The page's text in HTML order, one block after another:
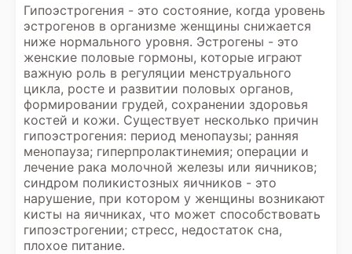
Гипоэстрогения - это состояние, когда уровень
эстрогенов в организме женщины снижается
ниже нормального уровня. Эстрогены - это
женские половые гормоны, которые играют
важную роль в регуляции менструального
цикла, росте и развитии половых органов,
формировании грудей, сохранении здоровья
костей и кожи. Существует несколько причин
гипоэстрогения: период менопаузы; ранняя
менопауза; гиперпролактинемия; операции и
лечение рака молочной железы или яичников;
синдром поликистозных яичников - это
нарушение, при котором у женщины возникают
кисты на яичниках, что может способствовать
гипоэстрогении; стресс, недостаток сна,
плохое питание.